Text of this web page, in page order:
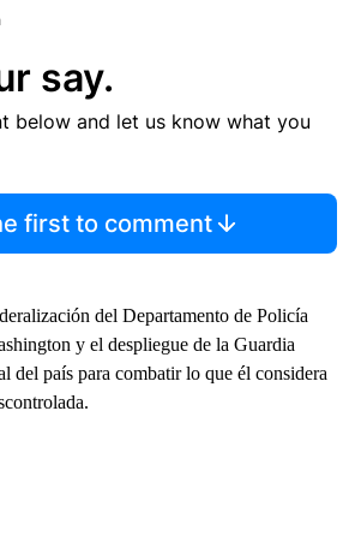
say.
below and let us know what you
first to comment
del Departamento de Policía
y el despliegue de la Guardia
del país para combatir lo que él considera